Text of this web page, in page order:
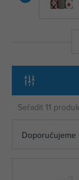
Seřadit 11